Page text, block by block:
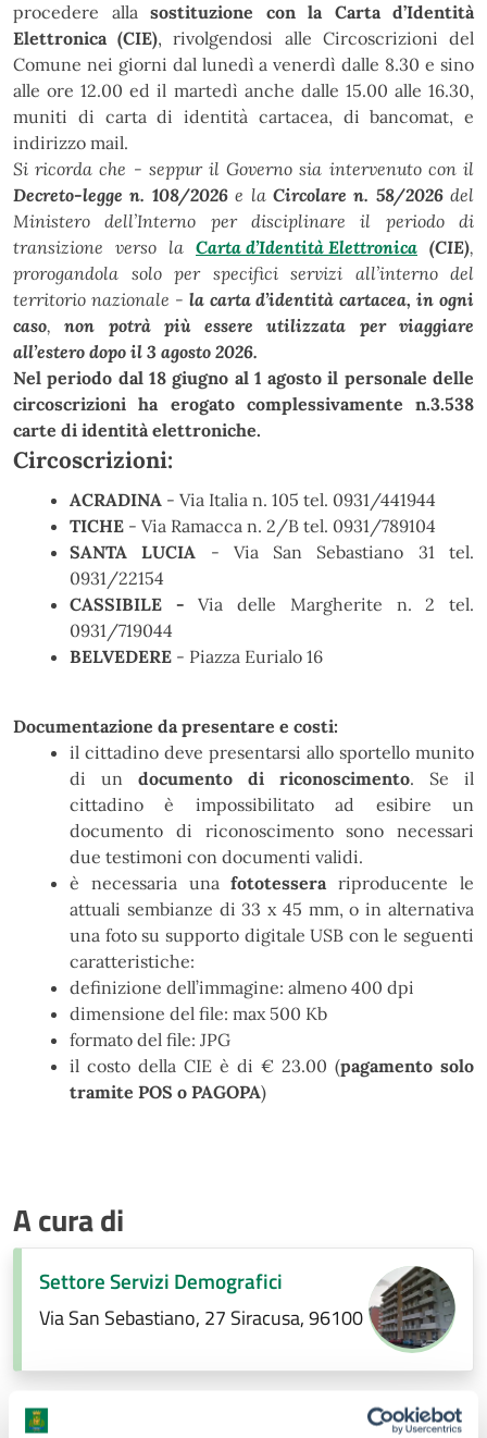
procedere alla sostituzione con la Carta d’Identità
Elettronica (CIE), rivolgendosi alle Circoscrizioni del
Comune nei giorni dal lunedì a venerdì dalle 8.30 e sino
alle ore 12.00 ed il martedì anche dalle 15.00 alle 16.30,
muniti di carta di identità cartacea, di bancomat, e
indirizzo mail.
Si ricorda che - seppur il Governo sia intervenuto con il
Decreto-legge n. 108/2026e la Circolare n. 58/2026 del
Ministero dell’Interno per disciplinare il periodo di
transizione verso la Carta d’Identità Elettronica (CIE),
prorogandola solo per specifici servizi all’interno del
territorio nazionale - la carta d’identità cartacea, in ogni
caso,non potrà più essere utilizzata per viaggiare
all’estero dopo il 3 agosto 2026.
Nel periodo dal 18 giugno al 1 agosto il personale delle
circoscrizioni ha erogato complessivamente n.3.538
carte di identità elettroniche.
Circoscrizioni:
ACRADINA - Via Italia n. 105 tel. 0931/441944
TICHE - Via Ramacca n. 2/B tel. 0931/789104
SANTA LUCIA - Via San Sebastiano 31 tel.
0931/22154
CASSIBILE -Via delle Margherite n. 2 tel.
0931/719044
BELVEDERE - Piazza Eurialo 16
Documentazione da presentare e costi:
il cittadino deve presentarsi allo sportello munito
di un documento di riconoscimento. Se il
cittadino è impossibilitato ad esibire un
documento di riconoscimento sono necessari
due testimoni con documenti validi.
è necessaria unafototesserariproducente le
attuali sembianze di 33 x 45 mm, o in alternativa
una foto su supporto digitale USB con le seguenti
caratteristiche:
definizione dell’immagine: almeno 400 dpi
dimensione del file: max 500 Kb
formato del file: JPG
il costo della CIE è di € 23.00 (pagamento solo
tramite POS o PAGOPA)
A cura di
Settore Servizi Demografici
Via San Sebastiano, 27 Siracusa, 96100